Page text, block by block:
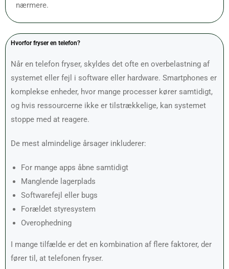
nærmere.
Hvorfor fryser en telefon?
Når en telefon fryser, skyldes det ofte en overbelastning af
systemet eller fejl i software eller hardware. Smartphones er
komplekse enheder, hvor mange processer kører samtidigt,
og hvis ressourcerne ikke er tilstrækkelige, kan systemet
stoppe med at reagere.
De mest almindelige årsager inkluderer:
For mange apps åbne samtidigt
Manglende lagerplads
Softwarefejl eller bugs
Forældet styresystem
Overophedning
I mange tilfælde er det en kombination af flere faktorer, der
fører til, at telefonen fryser.